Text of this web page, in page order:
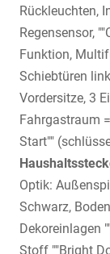
Rückleuchten,
Regensensor,
Funktion,
Schiebtüren
Vordersitze, 3
Fahrgastraum
Start""
Optik:
Schwarz,
Dekoreinlagen
Stoff ""Bright